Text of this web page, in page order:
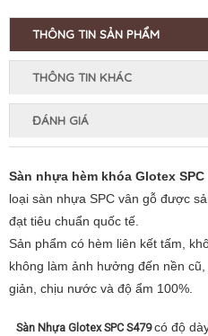
THÔNG TIN SẢN PHẨM
THÔNG TIN KHÁC
ĐÁNH GIÁ
Sàn nhựa hèm khóa Glotex SPC
loại sàn nhựa SPC vân gỗ được
đạt tiêu chuẩn quốc tế.
Sản phẩm có hèm liên kết tấm,
không làm ảnh hưởng đến nền
giản, chịu nước và độ ẩm 100%.
Sàn Nhựa Glotex SPC S479có độ